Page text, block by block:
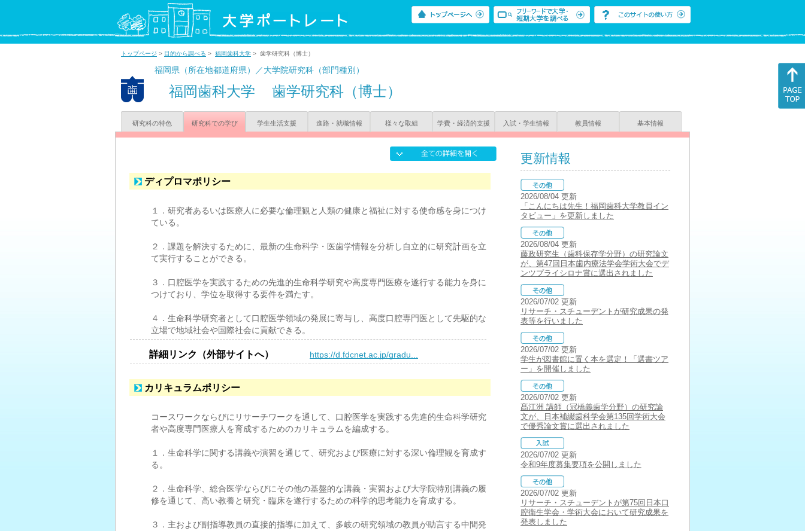
トップページ > 目的から調べる > 福岡歯科大学 > 歯学研究科（博士）
福岡県（所在地都道府県）／大学院研究科（部門種別）
福岡歯科大学 歯学研究科（博士）
研究科の特色 研究科での学び 学生生活支援 進路・就職情報 様々な取組 学費・経済的支援 入試・学生情報 教員情報 基本情報
ディプロマポリシー
１．研究者あるいは医療人に必要な倫理観と人類の健康と福祉に対する使命感を身につけ
ている。
２．課題を解決するために、最新の生命科学・医歯学情報を分析し自立的に研究計画を立
て実行することができる。
３．口腔医学を実践するための先進的生命科学研究や高度専門医療を遂行する能力を身に
つけており、学位を取得する要件を満たす。
４．生命科学研究者として口腔医学領域の発展に寄与し、高度口腔専門医として先駆的な
立場で地域社会や国際社会に貢献できる。
詳細リンク（外部サイトへ） https://d.fdcnet.ac.jp/gradu...
カリキュラムポリシー
コースワークならびにリサーチワークを通して、口腔医学を実践する先進的生命科学研究
者や高度専門医療人を育成するためのカリキュラムを編成する。
１．生命科学に関する講義や演習を通じて、研究および医療に対する深い倫理観を育成す
る。
２．生命科学、総合医学ならびにその他の基盤的な講義・実習および大学院特別講義の履
修を通じて、高い教養と研究・臨床を遂行するための科学的思考能力を育成する。
３．主および副指導教員の直接的指導に加えて、多岐の研究領域の教員が助言する中間発
更新情報
2026/08/04 更新
「こんにちは先生！福岡歯科大学教員イン
タビュー」を更新しました
2026/08/04 更新
藤政研究生（歯科保存学分野）の研究論文
が、第47回日本歯内療法学会学術大会でデ
ンツプライシロナ賞に選出されました
2026/07/02 更新
リサーチ・スチューデントが研究成果の発
表等を行いました
2026/07/02 更新
学生が図書館に置く本を選定！「選書ツア
ー」を開催しました
2026/07/02 更新
髙江洲 講師（冠橋義歯学分野）の研究論
文が、日本補綴歯科学会第135回学術大会
で優秀論文賞に選出されました
2026/07/02 更新
令和9年度募集要項を公開しました
2026/07/02 更新
リサーチ・スチューデントが第75回日本口
腔衛生学会・学術大会において研究成果を
発表しました